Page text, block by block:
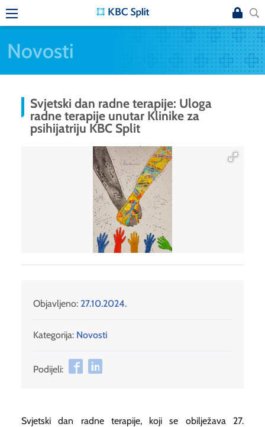
Novosti
Svjetski dan radne terapije: Uloga
radne terapije unutar Klinike za
psihijatriju KBC Split
Objavljeno: 27.10.2024.
Kategorija: Novosti
Podijeli:
Svjetski dan radne terapije, koji se obilježava 27.